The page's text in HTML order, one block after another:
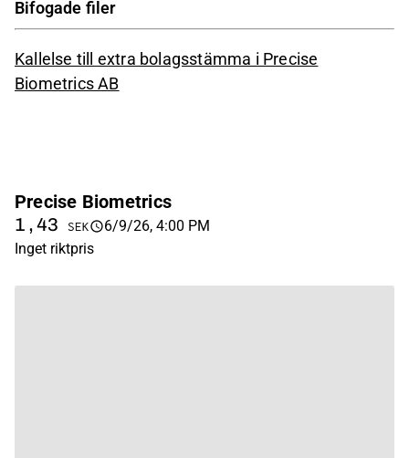
Bifogade filer
Kallelse till extra bolagsstämma i Precise
Biometrics AB
Precise Biometrics
1,43 SEK
6/9/26, 4:00 PM
Inget riktpris